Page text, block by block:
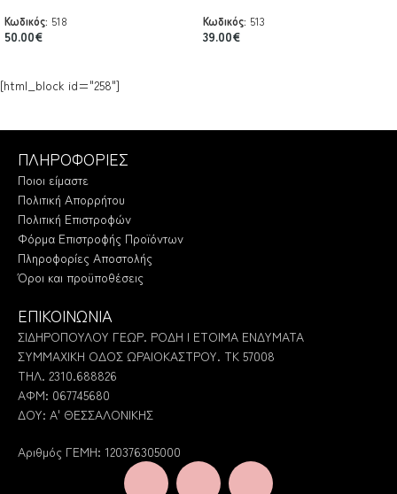
Κωδικός: 518
50.00€
Κωδικός: 513
39.00€
[html_block id="258"]
ΠΛΗΡΟΦΟΡΙΕΣ
Ποιοι είμαστε
Πολιτική Απορρήτου
Πολιτική Επιστροφών
Φόρμα Επιστροφής Προϊόντων
Πληροφορίες Αποστολής
Όροι και προϋποθέσεις
ΕΠΙΚΟΙΝΩΝΙΑ
ΣΙΔΗΡΟΠΟΥΛΟΥ ΓΕΩΡ. ΡΟΔΗ | ΕΤΟΙΜΑ ΕΝΔΥΜΑΤΑ
ΣΥΜΜΑΧΙΚΗ ΟΔΟΣ ΩΡΑΙΟΚΑΣΤΡΟΥ. ΤΚ 57008
ΤΗΛ. 2310.688826
ΑΦΜ: 067745680
ΔΟΥ: Α' ΘΕΣΣΑΛΟΝΙΚΗΣ
Αριθμός ΓΕΜΗ: 120376305000